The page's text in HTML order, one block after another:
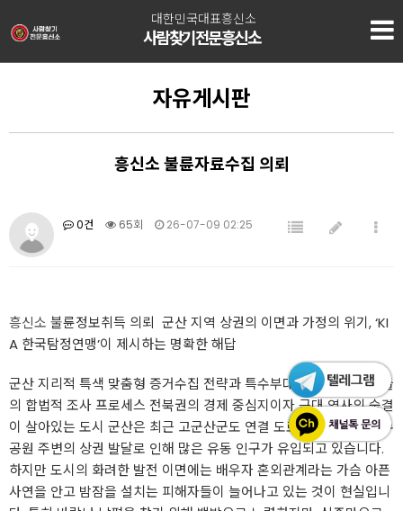
대한민국대표흥신소
사람찾기전문흥신소
자유게시판
흥신소 불륜자료수집 의뢰
0건 65회 26-07-09 02:25
흥신소 불륜정보취득 의뢰 ​ 군산 지역 상권의 이면과 가정의 위기, ‘KI
A 한국탐정연맹’이 제시하는 명확한 해답
​군산 지리적 특색 맞춤형 증거수집 전략과 특수부대 출신 정예 요원들
의 합법적 조사 프로세스 ​전북권의 경제 중심지이자 근대 역사의 숨결
이 살아있는 도시 군산은 최근 고군산군도 연결 도로 개통과 은파호수
공원 주변의 상권 발달로 인해 많은 유동 인구가 유입되고 있습니다.
하지만 도시의 화려한 발전 이면에는 배우자 혼외관계라는 가슴 아픈
사연을 안고 밤잠을 설치는 피해자들이 늘어나고 있는 것이 현실입니